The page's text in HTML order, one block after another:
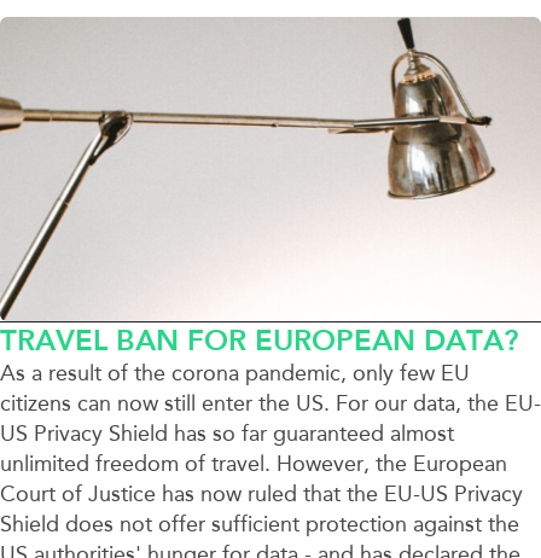
TRAVEL BAN FOR EUROPEAN DATA?
As a result of the corona pandemic, only few EU
citizens can now still enter the US. For our data, the EU-
US Privacy Shield has so far guaranteed almost
unlimited freedom of travel. However, the European
Court of Justice has now ruled that the EU-US Privacy
Shield does not offer sufficient protection against the